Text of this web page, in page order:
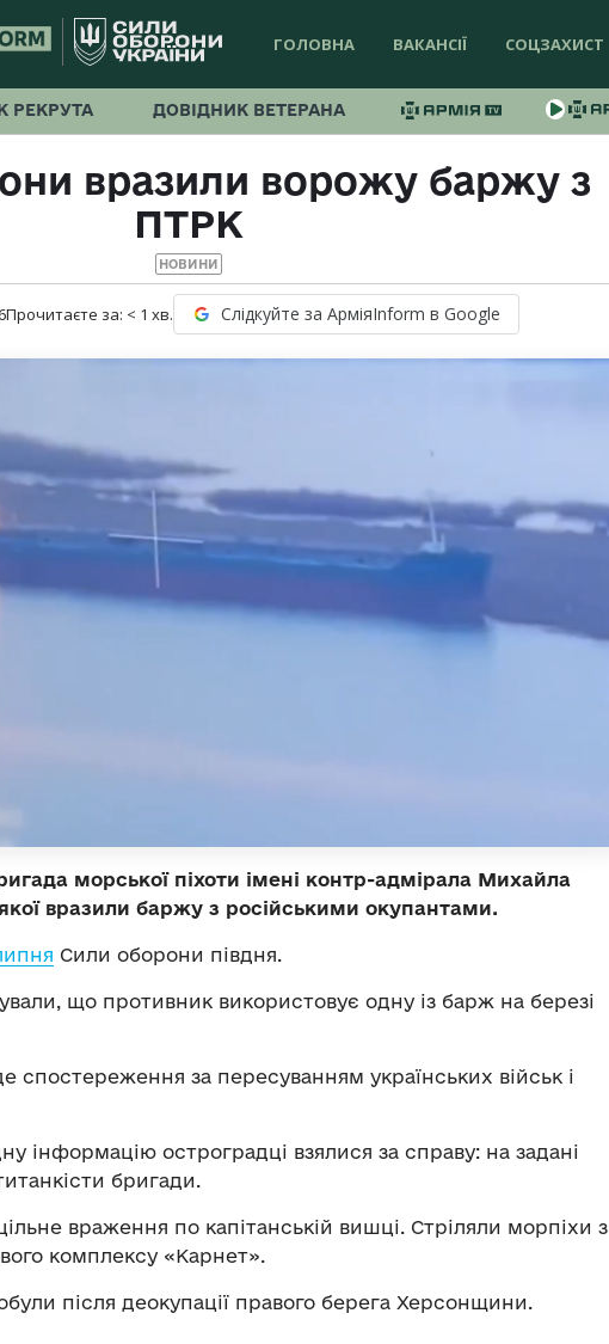
ГОЛОВНА ВАКАНСІЇ СОЦЗАХИСТ
РЕКРУТА ДОВІДНИК ВЕТЕРАНА
вразили ворожу баржу з
ПТРК
НОВИНИ
Прочитаєте за: < 1 хв. Слідкуйте за АрміяInform в Google
морської піхоти імені контр-адмірала Михайла
вразили баржу з російськими окупантами.
Сили оборони півдня.
що противник використовує одну із барж на березі
спостереження за пересуванням українських військ і
інформацію остроградці взялися за справу: на задані
бригади.
враження по капітанській вишці. Стріляли морпіхи з
комплексу «Карнет».
після деокупації правого берега Херсонщини.